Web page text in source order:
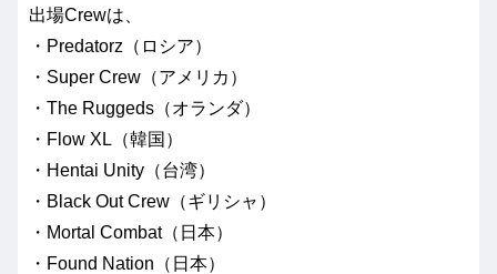
出場Crewは、
・Predatorz（ロシア）
・Super Crew（アメリカ）
・The Ruggeds（オランダ）
・Flow XL（韓国）
・Hentai Unity（台湾）
・Black Out Crew（ギリシャ）
・Mortal Combat（日本）
・Found Nation（日本）